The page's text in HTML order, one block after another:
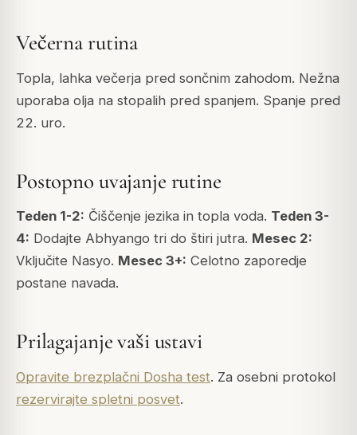
Večerna rutina
Topla, lahka večerja pred sončnim zahodom. Nežna
uporaba olja na stopalih pred spanjem. Spanje pred
22. uro.
Postopno uvajanje rutine
Teden 1-2: Čiščenje jezika in topla voda. Teden 3-
4: Dodajte Abhyango tri do štiri jutra. Mesec 2:
Vključite Nasyo. Mesec 3+: Celotno zaporedje
postane navada.
Prilagajanje vaši ustavi
Opravite brezplačni Dosha test. Za osebni protokol
rezervirajte spletni posvet.